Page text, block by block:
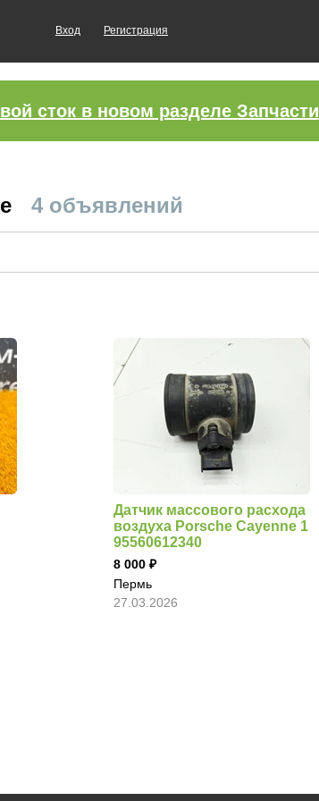
Вход Регистрация
сток в новом разделе Запчасти
4 объявлений
Датчик массового расхода
воздуха Porsche Cayenne 1
95560612340
8 000
Пермь
27.03.2026